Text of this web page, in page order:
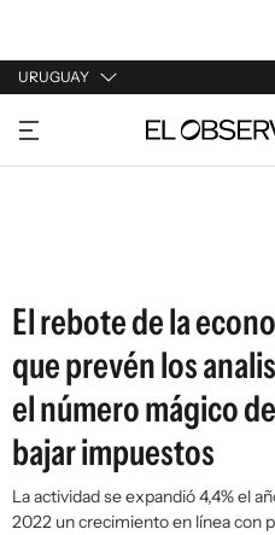
URUGUAY
URUGUAY
ARGENTINA
El rebote de la
que prevén los
el número mágico
bajar impuestos
La actividad se expandió 4,4% el
2022 un crecimiento en línea con